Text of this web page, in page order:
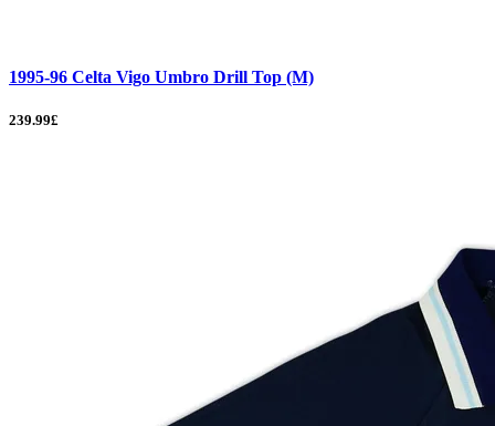
1995-96 Celta Vigo Umbro Drill Top (M)
239.99£